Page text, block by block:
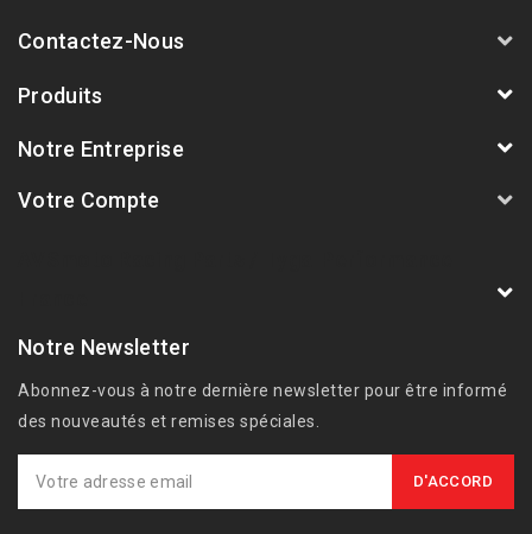
Contactez-Nous
Produits
Notre Entreprise
Votre Compte
Notre Newsletter
Abonnez-vous à notre dernière newsletter pour être informé
des nouveautés et remises spéciales.